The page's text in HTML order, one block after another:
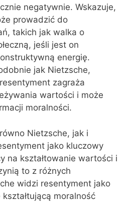
negatywnie. Wskazuje,
prowadzić do
takich jak walka o
jeśli jest on
energię.
jak Nietzsche,
zagraża
wartości i może
moralności.
Nietzsche, jak i
jako kluczowy
na kształtowanie wartości i
to z różnych
widzi resentyment jako
moralność